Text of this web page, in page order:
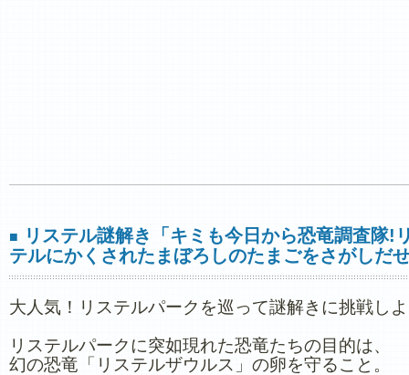
■
リステル謎解き「キミも今日から恐竜調査隊!
テルにかくされたまぼろしのたまごをさがしだ
大人気！リステルパークを巡って謎解きに挑戦し
リステルパークに突如現れた恐竜たちの目的は、
幻の恐竜「リステルザウルス」の卵を守ること。